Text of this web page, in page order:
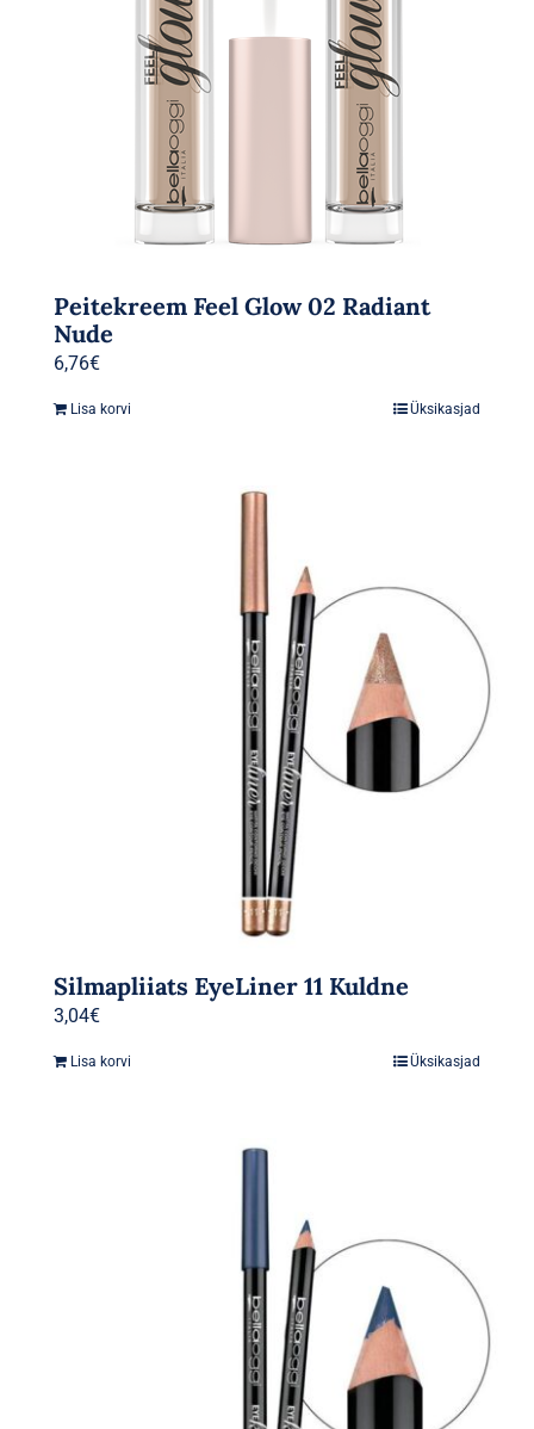
Peitekreem Feel Glow 02 Radiant
Nude
6,76€
Lisa korvi Üksikasjad
Silmapliiats EyeLiner 11 Kuldne
3,04€
Lisa korvi Üksikasjad